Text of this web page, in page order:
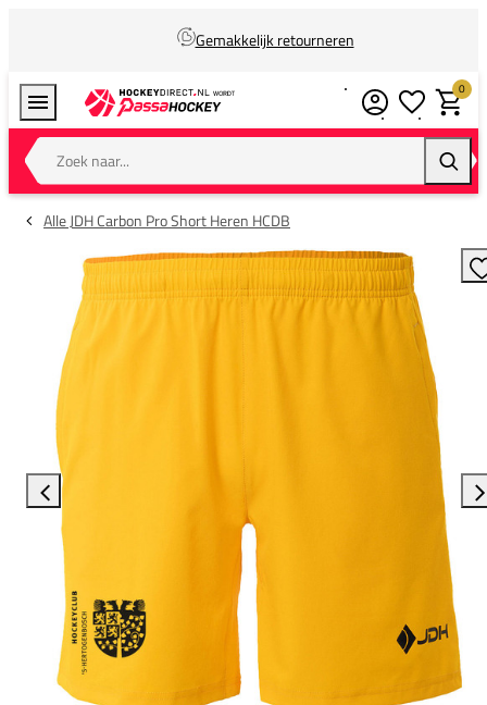
Gemakkelijk retourneren
Zoek naar...
0
Alle JDH Carbon Pro Short Heren HCDB